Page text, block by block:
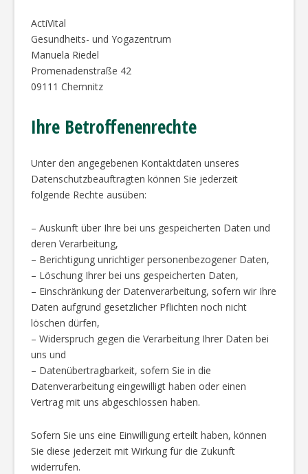
ActiVital
Gesundheits- und Yogazentrum
Manuela Riedel
Promenadenstraße 42
09111 Chemnitz
Ihre Betroffenenrechte
Unter den angegebenen Kontaktdaten unseres
Datenschutzbeauftragten können Sie jederzeit
folgende Rechte ausüben:
– Auskunft über Ihre bei uns gespeicherten Daten und
deren Verarbeitung,
– Berichtigung unrichtiger personenbezogener Daten,
– Löschung Ihrer bei uns gespeicherten Daten,
– Einschränkung der Datenverarbeitung, sofern wir Ihre
Daten aufgrund gesetzlicher Pflichten noch nicht
löschen dürfen,
– Widerspruch gegen die Verarbeitung Ihrer Daten bei
uns und
– Datenübertragbarkeit, sofern Sie in die
Datenverarbeitung eingewilligt haben oder einen
Vertrag mit uns abgeschlossen haben.
Sofern Sie uns eine Einwilligung erteilt haben, können
Sie diese jederzeit mit Wirkung für die Zukunft
widerrufen.